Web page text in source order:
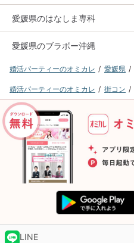
愛媛県のはなしま専科
愛媛県のブラボー沖縄
婚活パーティーのオミカレ 愛媛県
婚活パーティーのオミカレ 街コン
LINE